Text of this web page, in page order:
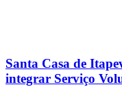
Santa Casa de
integrar Serviço